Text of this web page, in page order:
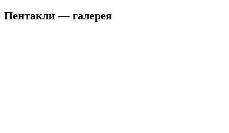
Пентакли — галерея